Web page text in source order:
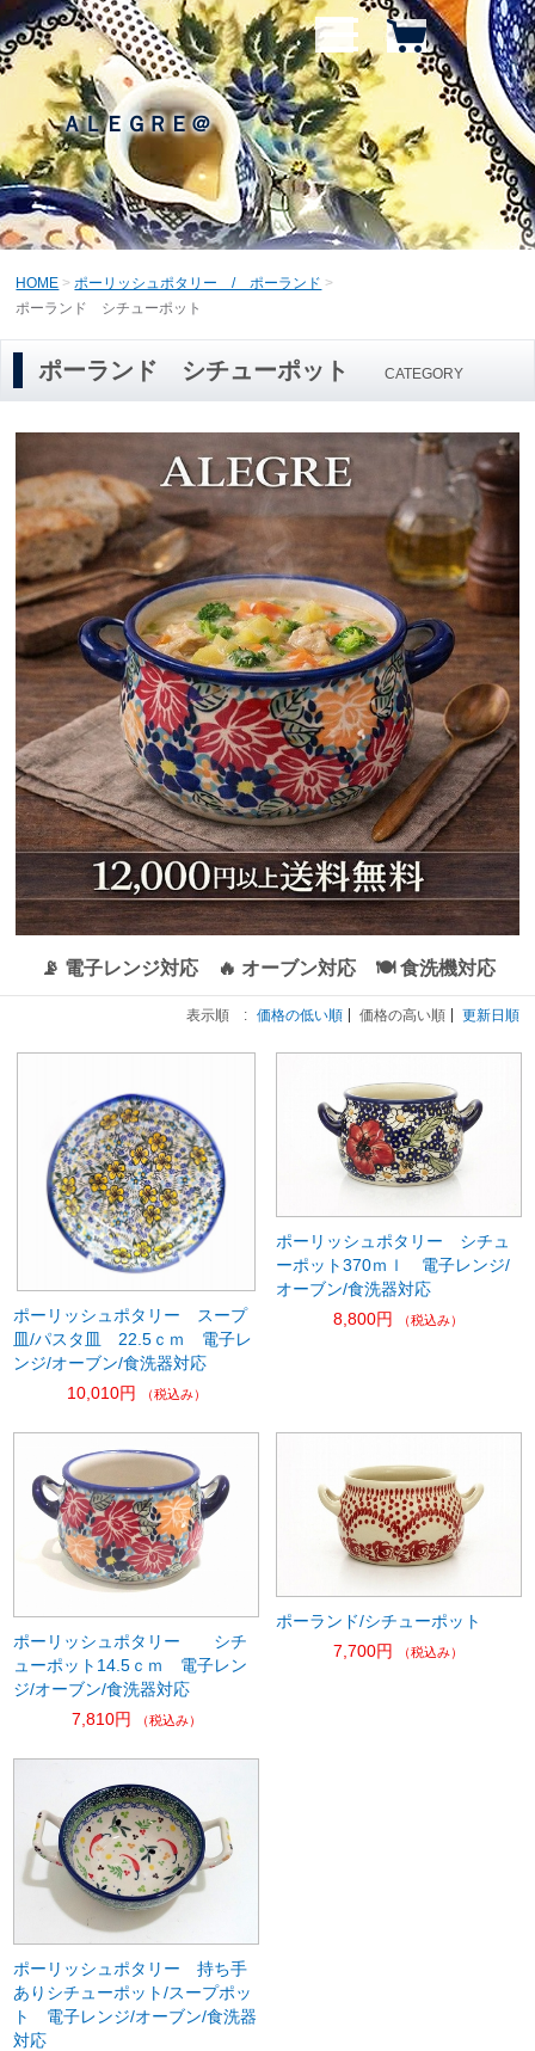
ＡＬＥＧＲＥ＠
HOME
ポーリッシュポタリー / ポーランド
ポーランド シチューポット
ポーランド シチューポット CATEGORY
📡 電子レンジ対応 🔥 オーブン対応 🍽 食洗機対応
表示順 : 価格の低い順 価格の高い順 更新日順
ポーリッシュポタリー スープ
皿/パスタ皿 22.5ｃｍ 電子レ
ンジ/オーブン/食洗器対応
10,010円
（税込み）
ポーリッシュポタリー シチュ
ーポット370ｍｌ 電子レンジ/
オーブン/食洗器対応
8,800円
（税込み）
ポーリッシュポタリー シチ
ューポット14.5ｃｍ 電子レン
ジ/オーブン/食洗器対応
7,810円
（税込み）
ポーランド/シチューポット
7,700円
（税込み）
ポーリッシュポタリー 持ち手
ありシチューポット/スープポッ
ト 電子レンジ/オーブン/食洗器
対応